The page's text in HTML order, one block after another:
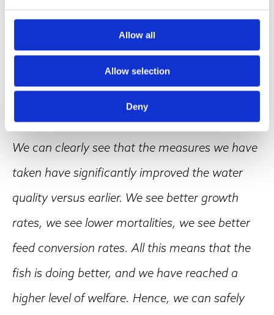
Allow all
Allow selection
Deny
We can clearly see that the measures we have
taken have significantly improved the water
quality versus earlier. We see better growth
rates, we see lower mortalities, we see better
feed conversion rates. All this means that the
fish is doing better, and we have reached a
higher level of welfare. Hence, we can safely